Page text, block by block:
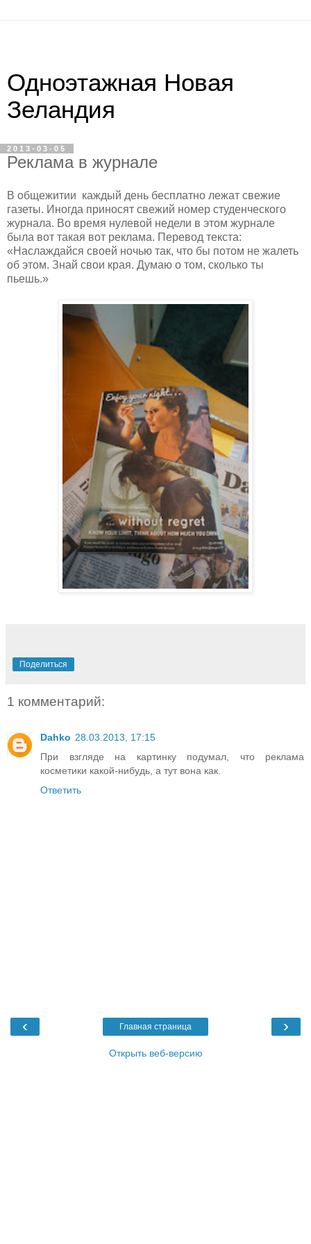
Одноэтажная Новая
Зеландия
2013-03-05
Реклама в журнале
В общежитии каждый день бесплатно лежат свежие
газеты. Иногда приносят свежий номер студенческого
журнала. Во время нулевой недели в этом журнале
была вот такая вот реклама. Перевод текста:
«Наслаждайся своей ночью так, что бы потом не жалеть
об этом. Знай свои края. Думаю о том, сколько ты
пьешь.»
Поделиться
1 комментарий:
Dahko 28.03.2013, 17:15
При взгляде на картинку подумал, что реклама
косметики какой-нибудь, а тут вона как.
Ответить
‹ ›
Главная страница
Открыть веб-версию